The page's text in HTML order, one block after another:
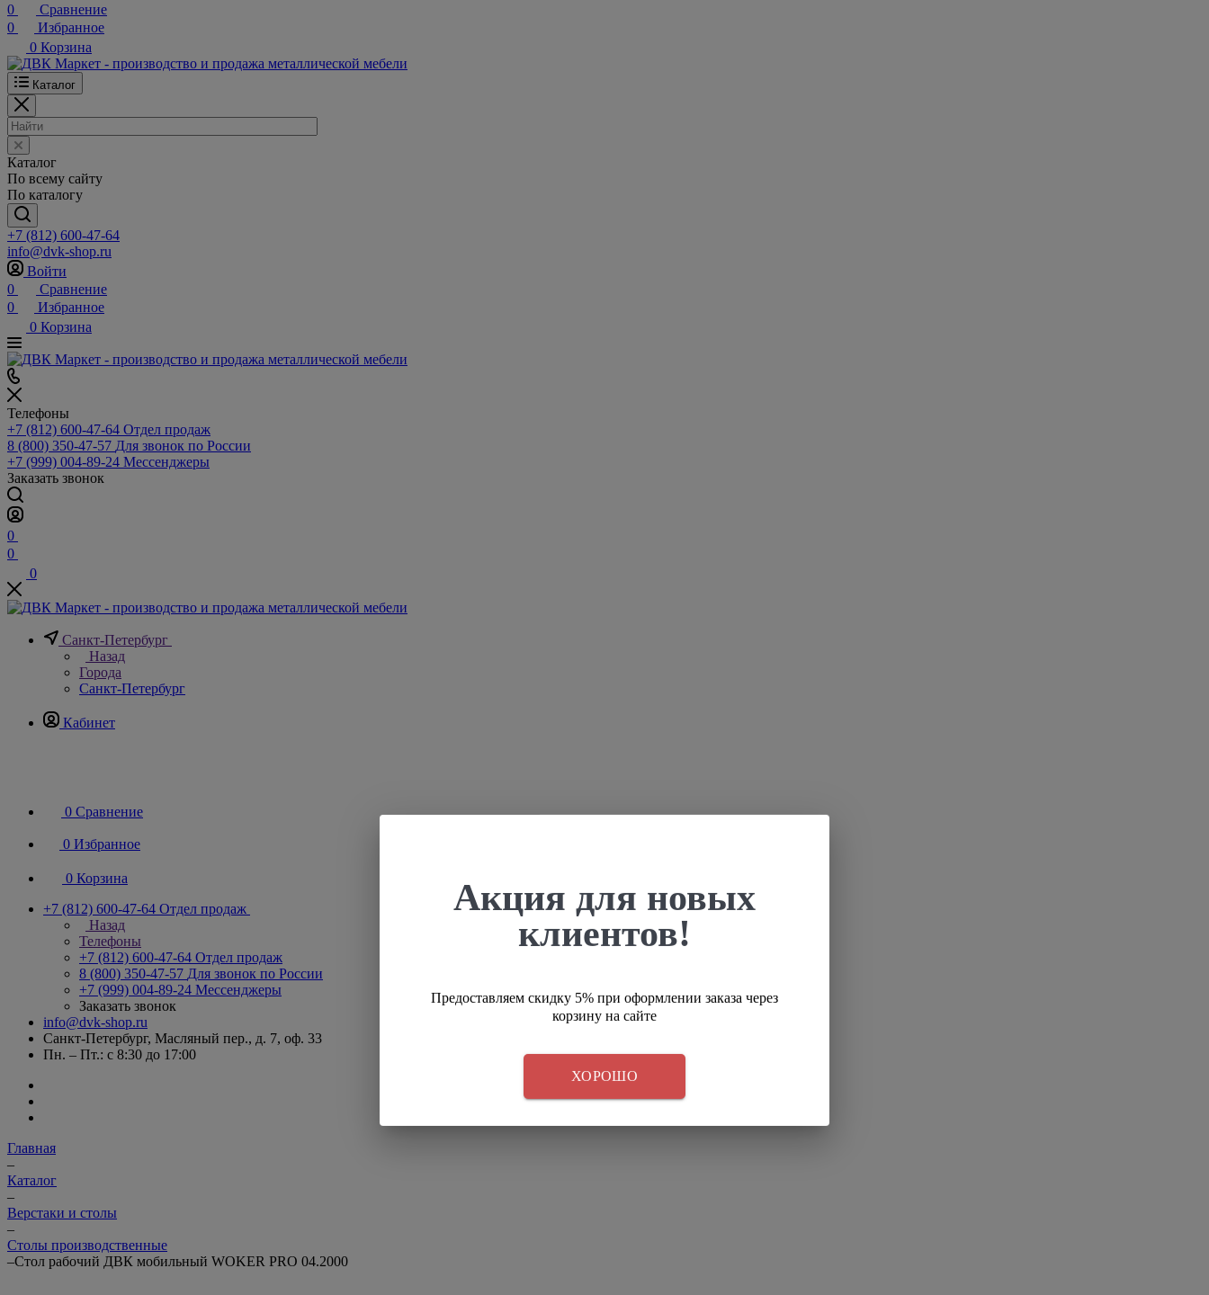
0
Сравнение
0
Избранное
0 Корзина
Каталог
Каталог
По всему сайту
По каталогу
+7 (812) 600-47-64
info@dvk-shop.ru
Войти
0
Сравнение
0
Избранное
0 Корзина
Телефоны
+7 (812) 600-47-64 Отдел продаж
8 (800) 350-47-57 Для звонок по России
+7 (999) 004-89-24 Мессенджеры
Заказать звонок
0
0
0
Санкт-Петербург
Назад
Города
Санкт-Петербург
Кабинет
0 Сравнение
0 Избранное
0 Корзина
+7 (812) 600-47-64 Отдел продаж
Назад
Телефоны
+7 (812) 600-47-64 Отдел продаж
8 (800) 350-47-57 Для звонок по России
+7 (999) 004-89-24 Мессенджеры
Заказать звонок
info@dvk-shop.ru
Санкт-Петербург, Масляный пер., д. 7, оф. 33
Пн. – Пт.: с 8:30 до 17:00
Главная
–
Каталог
–
Верстаки и столы
–
Столы производственные
–Стол рабочий ДВК мобильный WOKER PRO 04.2000
Акция для новых
клиентов!
Предоставляем скидку 5% при оформлении заказа через
корзину на сайте
ХОРОШО